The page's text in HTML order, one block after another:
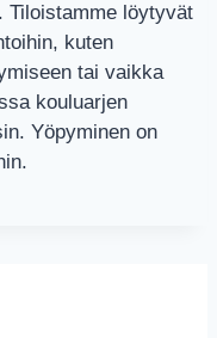
Tiloistamme löytyvät
kuten
tai vaikka
kouluarjen
Yöpyminen on